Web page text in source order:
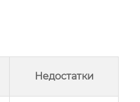
Недостатки